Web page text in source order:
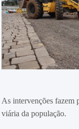
As intervenções fazem
viária da população.